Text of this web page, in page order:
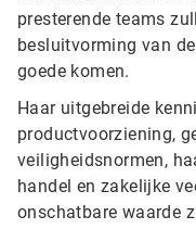
presterende teams
besluitvorming van
goede komen.
Haar uitgebreide
productvoorziening,
veiligheidsnormen,
handel en zakelijke
onschatbare waarde